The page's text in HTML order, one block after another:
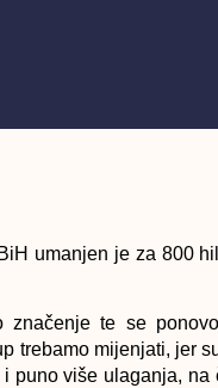
umanjen je za 800
te se
trebamo mijenjati, jer
više ulaganja, na